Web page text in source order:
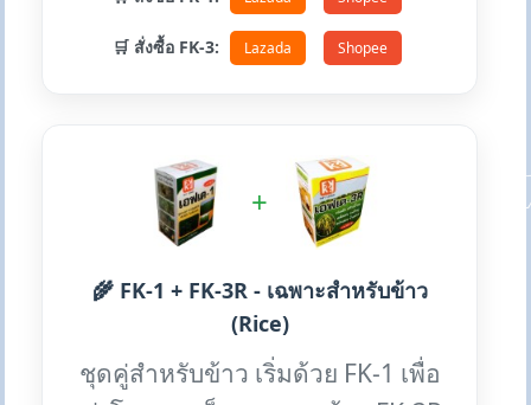
🛒 สั่งซื้อ FK-3: Lazada Shopee
+
🌾 FK-1 + FK-3R - เฉพาะสำหรับข้าว
(Rice)
ชุดคู่สำหรับข้าว เริ่มด้วย FK-1 เพื่อ